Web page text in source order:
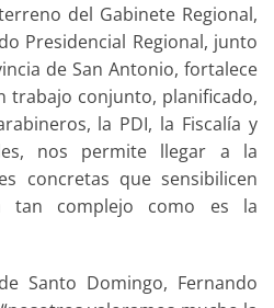
del Gabinete Regional,
Presidencial Regional, junto
de San Antonio, fortalece
trabajo conjunto, planificado,
la PDI, la Fiscalía y
nos permite llegar a la
concretas que sensibilicen
tan complejo como es la
Santo Domingo, Fernando